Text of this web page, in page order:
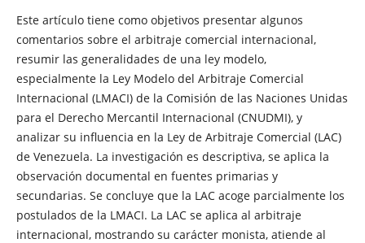
Este artículo tiene como objetivos presentar algunos
comentarios sobre el arbitraje comercial internacional,
resumir las generalidades de una ley modelo,
especialmente la Ley Modelo del Arbitraje Comercial
Internacional (LMACI) de la Comisión de las Naciones Unidas
para el Derecho Mercantil Internacional (CNUDMI), y
analizar su influencia en la Ley de Arbitraje Comercial (LAC)
de Venezuela. La investigación es descriptiva, se aplica la
observación documental en fuentes primarias y
secundarias. Se concluye que la LAC acoge parcialmente los
postulados de la LMACI. La LAC se aplica al arbitraje
internacional, mostrando su carácter monista, atiende al